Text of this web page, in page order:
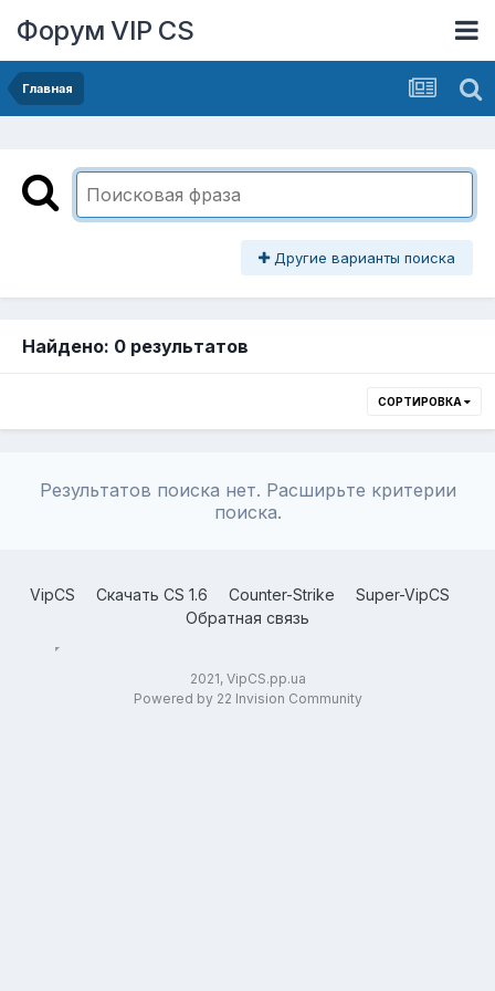
Форум VIP CS
Главная
Другие варианты поиска
Найдено: 0 результатов
СОРТИРОВКА
Результатов поиска нет. Расширьте критерии
поиска.
VipCS Скачать CS 1.6 Counter-Strike
Super-VipCS
Обратная связь
2021, VipCS.pp.ua
Powered by 22 Invision Community